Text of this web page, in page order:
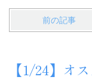
前の記事
【1/24】オ